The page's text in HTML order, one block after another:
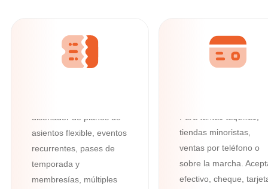
online
Con potentes funciones
integradas como
diseñador de planos de
asientos flexible, eventos
recurrentes, pases de
temporada y
membresías, múltiples
Todo lo que
tiendas minoristas,
ventas por teléfono o
sobre la marcha.
efectivo, cheque,